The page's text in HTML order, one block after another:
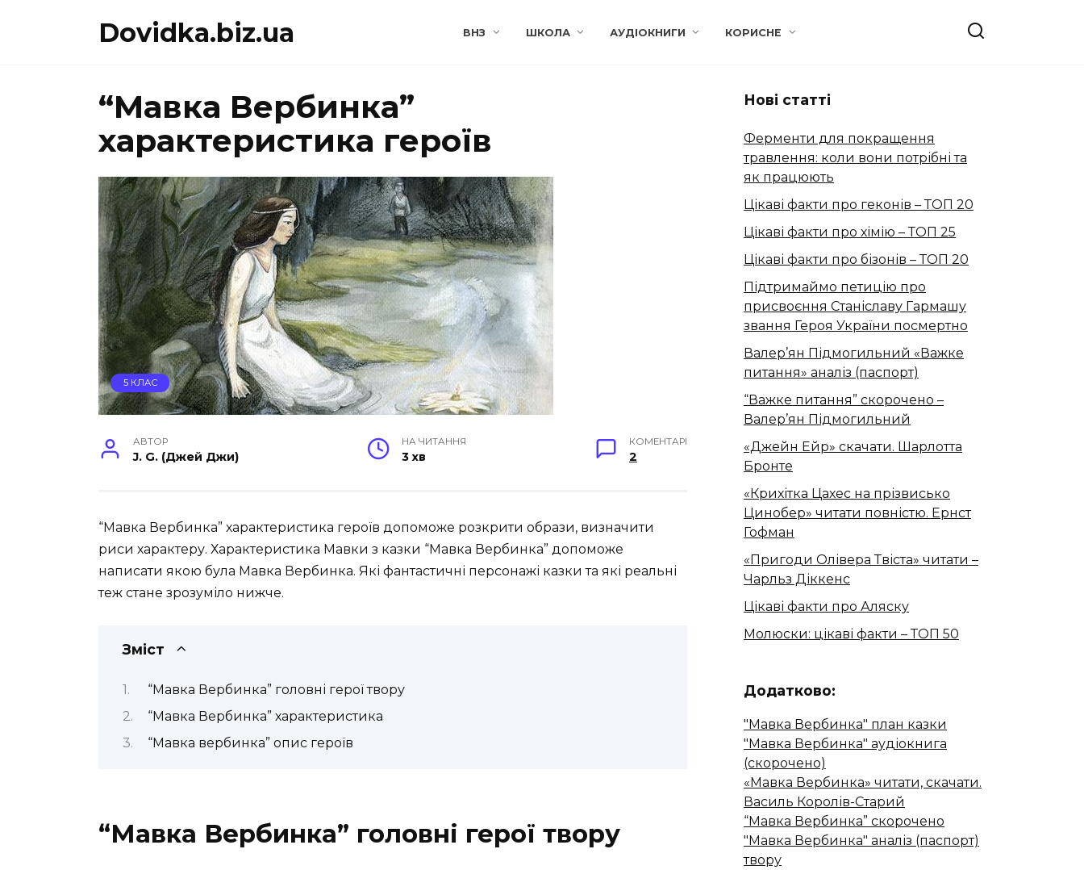
Dovidka.biz.ua ВНЗ ШКОЛА АУДІОКНИГИ КОРИСНЕ
“Мавка Вербинка”
характеристика героїв
5 КЛАС
АВТОР
J. G. (Джей Джи)
НА ЧИТАННЯ
3 хв
КОМЕНТАРІ
2
“Мавка Вербинка” характеристика героїв допоможе розкрити образи, визначити
риси характеру. Характеристика Мавки з казки “Мавка Вербинка” допоможе
написати якою була Мавка Вербинка. Які фантастичні персонажі казки та які реальні
теж стане зрозуміло нижче.
Зміст
“Мавка Вербинка” головні герої твору
“Мавка Вербинка” характеристика
“Мавка вербинка” опис героїв
“Мавка Вербинка” головні герої твору
Нові статті
Ферменти для покращення
травлення: коли вони потрібні та
як працюють
Цікаві факти про геконів – ТОП 20
Цікаві факти про хімію – ТОП 25
Цікаві факти про бізонів – ТОП 20
Підтримаймо петицію про
присвоєння Станіславу Гармашу
звання Героя України посмертно
Валер’ян Підмогильний «Важке
питання» аналіз (паспорт)
“Важке питання” скорочено –
Валер’ян Підмогильний
«Джейн Ейр» скачати. Шарлотта
Бронте
«Крихітка Цахес на прізвисько
Цинобер» читати повністю. Ернст
Гофман
«Пригоди Олівера Твіста» читати –
Чарльз Діккенс
Цікаві факти про Аляску
Молюски: цікаві факти – ТОП 50
Додатково:
"Мавка Вербинка" план казки
"Мавка Вербинка" аудіокнига
(скорочено)
«Мавка Вербинка» читати, скачати.
Василь Королів-Старий
“Мавка Вербинка” скорочено
"Мавка Вербинка" аналіз (паспорт)
твору